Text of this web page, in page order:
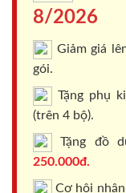
8/2026
Giảm giá
gói.
Tặng phụ
(trên 4 bộ).
Tặng đồ
250.000đ.
Cơ hội